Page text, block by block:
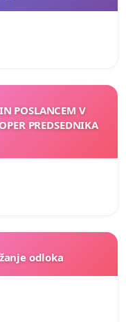
POSLANCEM V
PREDSEDNIKA
odloka